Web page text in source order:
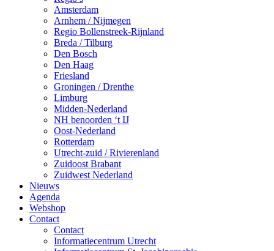
Amsterdam
Arnhem / Nijmegen
Regio Bollenstreek-Rijnland
Breda / Tilburg
Den Bosch
Den Haag
Friesland
Groningen / Drenthe
Limburg
Midden-Nederland
NH benoorden ‘t IJ
Oost-Nederland
Rotterdam
Utrecht-zuid / Rivierenland
Zuidoost Brabant
Zuidwest Nederland
Nieuws
Agenda
Webshop
Contact
Contact
Informatiecentrum Utrecht